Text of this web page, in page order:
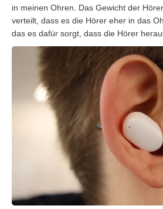
in meinen Ohren. Das Gewicht der
verteilt, dass es die Hörer eher in das
das es dafür sorgt, dass die Hörer